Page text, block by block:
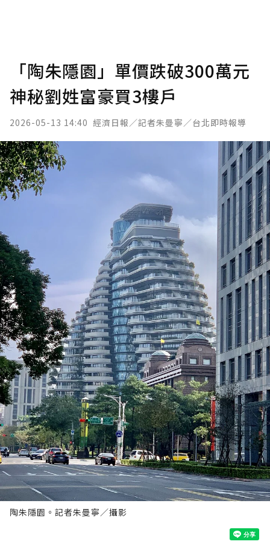
「陶朱隱園」單價跌破300萬元
神秘劉姓富豪買3樓戶
2026-05-13 14:40 經濟日報／記者朱曼寧／台北即時報導
陶朱隱園。記者朱曼寧／攝影